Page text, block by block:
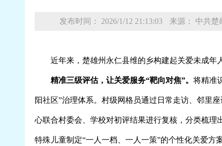
发布时间： 2026/1/12 21:13:03 来源： 中共楚
近年来，楚雄州永仁县维的乡构建起关爱未成年
精准三级评估，让关爱服务“靶向对焦”。 将精准
阳社区”治理体系。村级网格员通过日常走访、邻里
心联合村委会、学校对初评结果进行复核，分类梳
特殊儿童制定“一人一档、一人一策”的个性化关爱方